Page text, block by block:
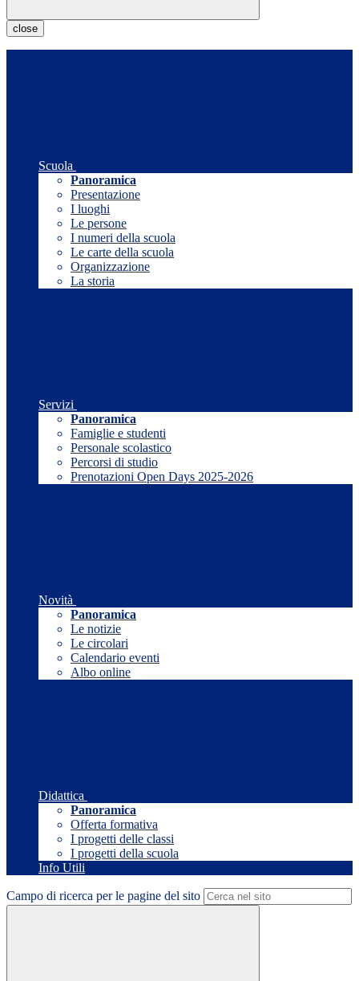
close
Scuola
Panoramica
Presentazione
I luoghi
Le persone
I numeri della scuola
Le carte della scuola
Organizzazione
La storia
Servizi
Panoramica
Famiglie e studenti
Personale scolastico
Percorsi di studio
Prenotazioni Open Days 2025-2026
Novità
Panoramica
Le notizie
Le circolari
Calendario eventi
Albo online
Didattica
Panoramica
Offerta formativa
I progetti delle classi
I progetti della scuola
Info Utili
Campo di ricerca per le pagine del sito